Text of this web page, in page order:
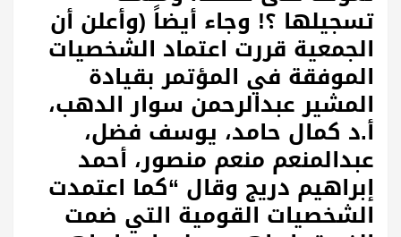
تسجيلها ؟! وجاء أيضاً (وأعلن أن
الجمعية قررت اعتماد الشخصيات
الموفقة في المؤتمر بقيادة
المشير عبدالرحمن سوار الدهب،
أ.د كمال حامد، يوسف فضل،
عبدالمنعم منعم منصور، أحمد
إبراهيم دريج وقال “كما اعتمدت
الشخصيات القومية التي ضمت